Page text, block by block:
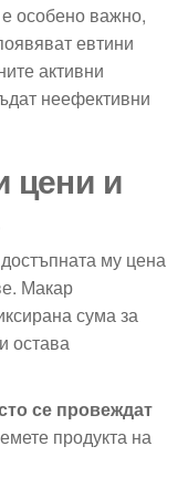
особено важно,
евтини
активни
неефективни
цени и
му цена
Макар
сума за
и остава
се провеждат
продукта на